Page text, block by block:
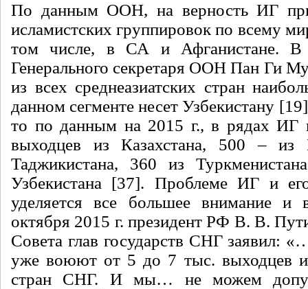
По данным ООН, на верность ИГ
исламистских группировок по всему
том числе, в СА и Афганистане. В
Генерального секретаря ООН Пан Ги
из всех среднеазиатских стран
данном сегменте несет Узбекистану
то по данным на 2015 г., в рядах ИГ
выходцев из Казахстана, 500 – из
Таджикистана, 360 из
Узбекистана [37]. Проблеме ИГ и
уделяется все большее внимание
октября 2015 г. президент РФ В. В.
Совета глав государств СНГ заявил:
уже воюют от 5 до 7 тыс. выходцев
стран СНГ. И мы… не можем